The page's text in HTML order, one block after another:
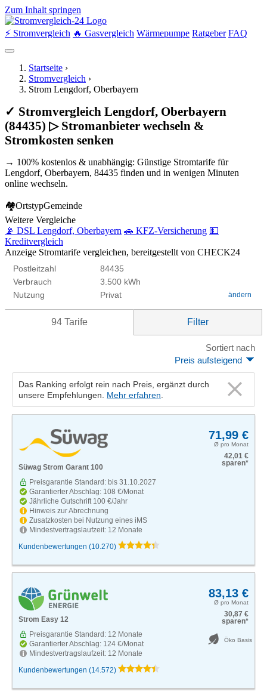
Zum Inhalt springen
⚡ Stromvergleich 🔥 Gasvergleich Wärmepumpe Ratgeber FAQ
Startseite ›
Stromvergleich ›
Strom Lengdorf, Oberbayern
✓ Stromvergleich Lengdorf, Oberbayern
(84435) ▷ Stromanbieter wechseln &
Stromkosten senken
→ 100% kostenlos & unabhängig: Günstige Stromtarife für
Lengdorf, Oberbayern, 84435 finden und in wenigen Minuten
online wechseln.
🏘OrtstypGemeinde
Weitere Vergleiche
📡 DSL Lengdorf, Oberbayern 🚗 KFZ-Versicherung 💵
Kreditvergleich
Anzeige Stromtarife vergleichen, bereitgestellt von CHECK24